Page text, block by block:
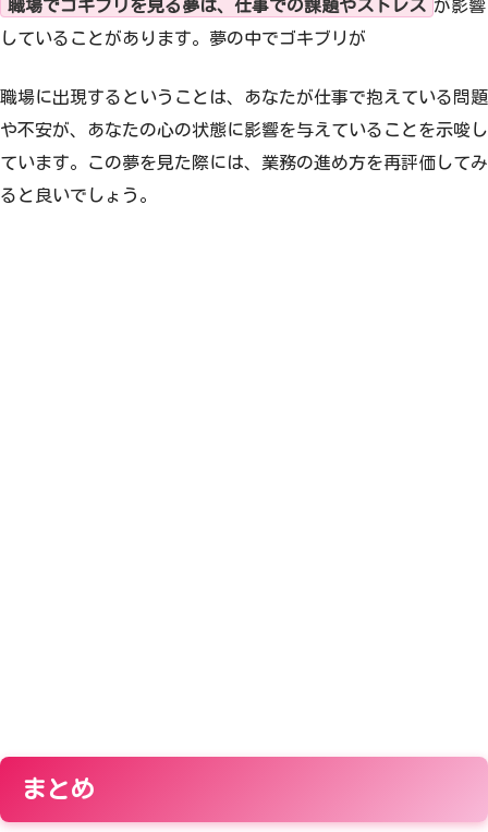
職場でゴキブリを見る夢は、仕事での課題やストレス が影響
していることがあります。夢の中でゴキブリが
職場に出現するということは、あなたが仕事で抱えている問題
や不安が、あなたの心の状態に影響を与えていることを示唆し
ています。この夢を見た際には、業務の進め方を再評価してみ
ると良いでしょう。
まとめ